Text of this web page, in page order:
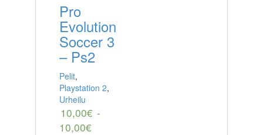
Pro
Evolution
Soccer 3
– Ps2
Pelit,
Playstation 2,
Urheilu
10,00€ -
10,00€